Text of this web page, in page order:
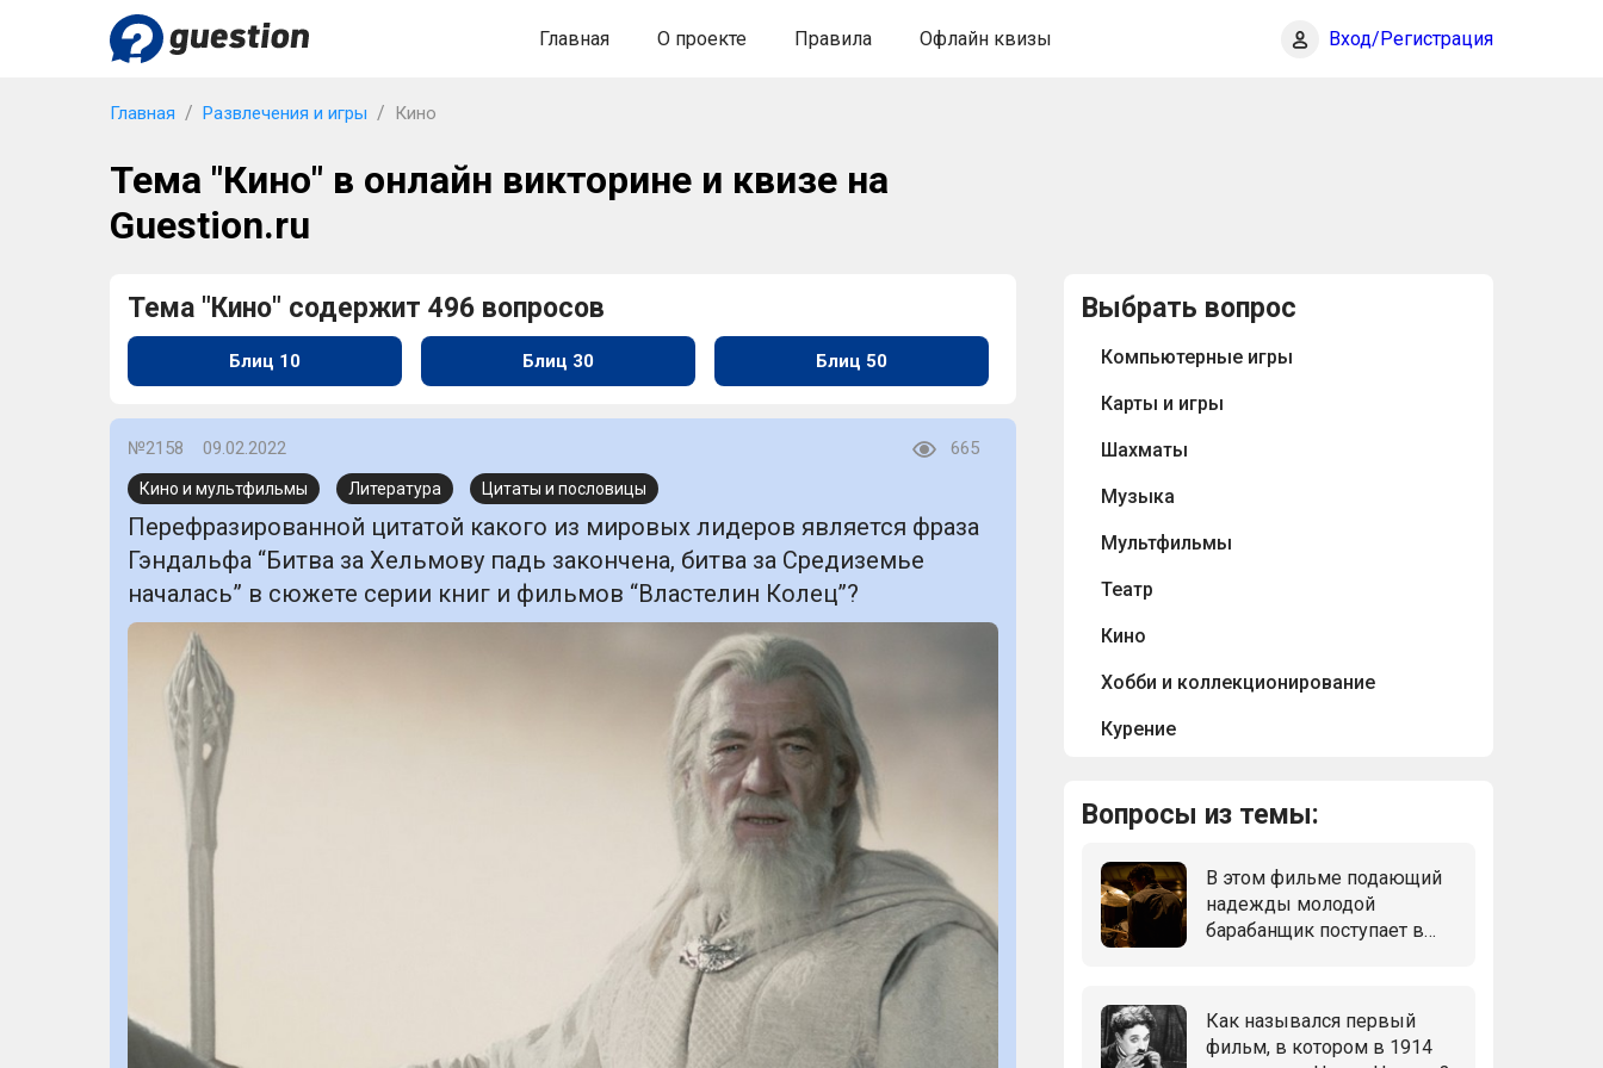
Главная О проекте Правила Офлайн квизы Вход/Регистрация
Главная Развлечения и игры Кино
Тема "Кино" в онлайн викторине и квизе на
Guestion.ru
Тема "Кино" содержит 496 вопросов
Блиц 10 Блиц 30 Блиц 50
№2158 09.02.2022 665
Кино и мультфильмы Литература Цитаты и пословицы
Перефразированной цитатой какого из мировых лидеров является фраза
Гэндальфа “Битва за Хельмову падь закончена, битва за Средиземье
началась” в сюжете серии книг и фильмов “Властелин Колец”?
Выбрать вопрос
Компьютерные игры
Карты и игры
Шахматы
Музыка
Мультфильмы
Театр
Кино
Хобби и коллекционирование
Курение
Вопросы из темы:
В этом фильме подающий
надежды молодой
барабанщик поступает в
руководит властный и
требовательный
преподаватель, не
Как назывался первый
фильм, в котором в 1914